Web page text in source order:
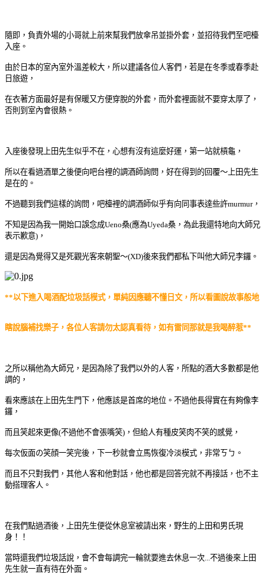
隨即，負責外場的小哥就上前來幫我們放傘吊並掛外套，並招待我們至 吧檯
入座。
由於日本的室內室外溫差較大，所以建議各位人客們，若是在冬季或春季赴
日旅遊，
在衣著方面最好是有保暖又方便穿脫的外套，而外套裡面就不要穿太厚了，
否則到室內會很熱。
入座後發現上田先生似乎不在，心想有沒有這麼好運，第一站就槓龜，
所以在看過酒單之後便向吧台裡的調酒師詢問，好在得到的回覆～ 上田先生
是在的。
不過聽到我們這樣的詢問，吧檯裡的調酒師似乎有向同事表達些許murmur，
不知是因為我一開始口誤念成Ueno桑(應為Uyeda桑，為此我還特地向大師兄
表示歉意) ，
還是因為覺得又是死觀光客來朝聖～(XD)後來我們都私下叫他大師兄李鑼。
**以下進入喝酒配垃圾話模式，單純因應聽不懂日文，所以看圖說故事般地
瞎說腦補找樂子， 各位人客請勿太認真看待，如有雷同那就是我喝醉惹**
之所以稱他為大師兄，是因為除了我們以外的人客，所點的酒大多數都是他
調的，
看來應該在上田先生門下，他應該是首席的地位。 不過他長得實在有夠像李
鑼，
而且笑起來更像(不過他不會張嘴笑)，但給人有種皮笑肉不笑的感覺，
每次仮面の笑顔一笑完後， 下一秒就會立馬恢復冷淡模式，非常ㄎㄅ。
而且不只對我們，其他人客和他對話， 他也都是回答完就不再接話，也不主
動搭理客人。
在我們點過酒後，上田先生便從休息室被請出來，野生的上田和男氏現
身 ！ ！
當時還我們垃圾話說， 會不會每調完一輪就要進去休息一次... 不過後來上田
先生就一直有待在外面。